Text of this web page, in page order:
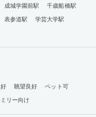
成城学園前駅
千歳船橋駅
表参道駅
学芸大学駅
眺望良好
ペット可
リー向け